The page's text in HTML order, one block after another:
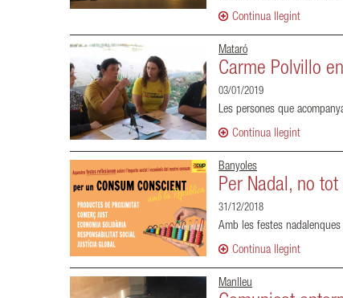
Continua llegint
Mataró
Carme Polvillo
03/01/2019
Les persones que
Continua llegint
Banyoles
Per Nadal, no tot
31/12/2018
Amb les festes
Continua llegint
Manlleu